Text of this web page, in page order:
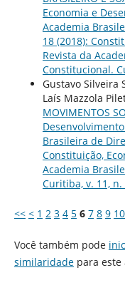
Economia e
Academia
18 (2018):
Revista da
Constitucional.
Gustavo Silveira
Laís Mazzola
MOVIMENTOS
Brasileira de
Constituição,
Academia
Curitiba, v. 11,
<< < 1 2 3 4 5 6 7 8 9 10
Você também pode
similaridadepara este